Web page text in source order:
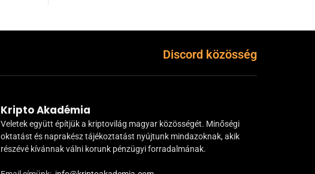
Discord közösség
Kripto Akadémia
Veletek együtt építjük a kriptovilág magyar közösségét. Minőségi
oktatást és naprakész tájékoztatást nyújtunk mindazoknak, akik
részévé kívánnak válni korunk pénzügyi forradalmának.